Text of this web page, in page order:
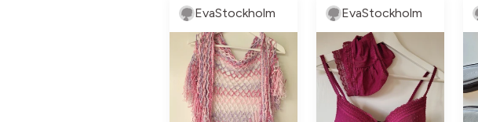
EvaStockholm EvaStockholm